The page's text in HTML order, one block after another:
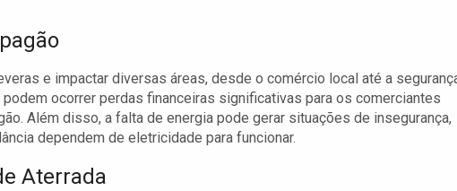
e impactar diversas áreas, desde o comércio local até a
ocorrer perdas financeiras significativas para os comerciantes
Além disso, a falta de energia pode gerar situações de insegurança,
dependem de eletricidade para funcionar.
Aterrada